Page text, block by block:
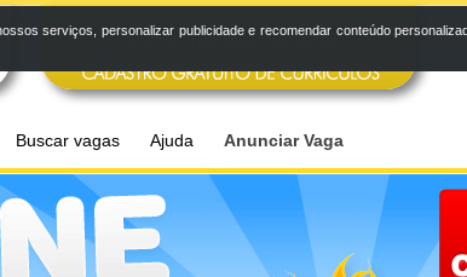
Buscar vagas Ajuda Anunciar Vaga
serviços, personalizar publicidade e recomendar conteúdo